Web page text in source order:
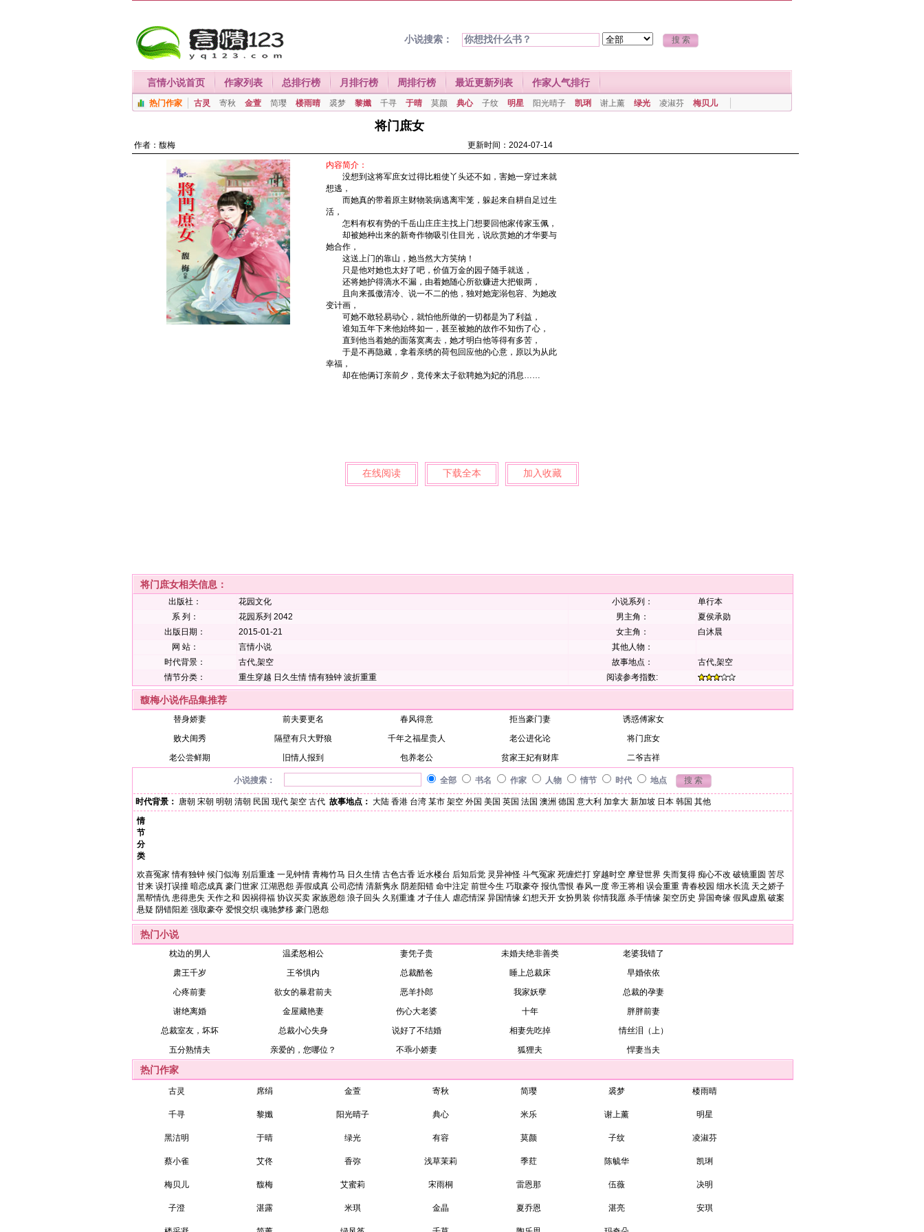
小说搜索：
言情小说首页 作家列表 总排行榜 月排行榜 周排行榜 最近更新列表 作家人气排行
热门作家 古灵 寄秋 金萱 简璎 楼雨晴 裘梦 黎孅 千寻 于晴 莫颜 典心 子纹 明星 阳光晴子 凯琍 谢上薰 绿光 凌淑芬 梅贝儿
将门庶女
作者： 馥梅 更新时间：2024-07-14
内容简介：
没想到这将军庶女过得比粗使丫头还不如，害她一穿过来就
想逃，
而她真的带着原主财物装病逃离牢笼，躲起来自耕自足过生
活，
怎料有权有势的千岳山庄庄主找上门想要回他家传家玉佩，
却被她种出来的新奇作物吸引住目光，说欣赏她的才华要与
她合作，
这送上门的靠山，她当然大方笑纳！
只是他对她也太好了吧，价值万金的园子随手就送，
还将她护得滴水不漏，由着她随心所欲赚进大把银两，
且向来孤傲清冷、说一不二的他，独对她宠溺包容、为她改
变计画，
可她不敢轻易动心，就怕他所做的一切都是为了利益，
谁知五年下来他始终如一，甚至被她的故作不知伤了心，
直到他当着她的面落寞离去，她才明白他等得有多苦，
于是不再隐藏，拿着亲绣的荷包回应他的心意，原以为从此
幸福，
却在他俩订亲前夕，竟传来太子欲聘她为妃的消息……
在线阅读 下载全本 加入收藏
将门庶女相关信息：
出版社： 花园文化 小说系列：
单行本
系 列：
花园系列 2042 男主角：
夏侯承勋
出版日期：
2015-01-21 女主角：
白沐晨
网 站：
言情小说
其他人物：
时代背景：
古代,架空 故事地点：
古代,架空
情节分类：
重生穿越 日久生情 情有独钟 波折重重 阅读参考指数:
馥梅小说作品集推荐
替身娇妻 前夫要更名 春风得意 拒当豪门妻
诱惑傅家女
败犬闺秀
隔壁有只大野狼 千年之福星贵人 老公进化论
将门庶女
老公尝鲜期
旧情人报到 包养老公 贫家王妃有财库 二爷吉祥
小说搜索： 全部 书名 作家 人物 情节 时代 地点
时代背景： 唐朝 宋朝 明朝 清朝 民国 现代 架空 古代 故事地点： 大陆 香港 台湾 某市 架空 外国 美国 英国 法国 澳洲 德国 意大利 加拿大 新加坡 日本 韩国 其他
情
节
分
类
欢喜冤家 情有独钟 候门似海 别后重逢 一见钟情 青梅竹马 日久生情 古色古香 近水楼台 后知后觉 灵异神怪 斗气冤家 死缠烂打 穿越时空 摩登世界 失而复得 痴心不改 破镜重圆 苦尽
甘来 误打误撞 暗恋成真 豪门世家 江湖恩怨 弄假成真 公司恋情 清新隽永 阴差阳错 命中注定 前世今生 巧取豪夺 报仇雪恨 春风一度 帝王将相 误会重重 青春校园 细水长流 天之娇子
黑帮情仇 患得患失 天作之和 因祸得福 协议买卖 家族恩怨 浪子回头 久别重逢 才子佳人 虐恋情深 异国情缘 幻想天开 女扮男装 你情我愿 杀手情缘 架空历史 异国奇缘 假凤虚凰 破案
悬疑 阴错阳差 强取豪夺 爱恨交织 魂驰梦移 豪门恩怨
热门小说
枕边的男人 温柔怒相公 妻凭子贵 未婚夫绝非善类
老婆我错了
肃王千岁
王爷惧内 总裁酷爸 睡上总裁床
早婚依依
心疼前妻
欲女的暴君前夫 恶羊扑郎 我家妖孽
总裁的孕妻
谢绝离婚
金屋藏艳妻 伤心大老婆 十年
胖胖前妻
总裁室友，坏坏
总裁小心失身 说好了不结婚 相妻先吃掉
情丝泪（上）
五分熟情夫
亲爱的，您哪位？ 不乖小娇妻 狐狸夫 悍妻当夫
热门作家
古灵 席绢 金萱 寄秋 简璎 裘梦 楼雨晴
千寻 黎孅 阳光晴子 典心 米乐 谢上薰 明星
黑洁明 于晴 绿光 有容 莫颜 子纹 凌淑芬
蔡小雀 艾佟 香弥 浅草茉莉 季荭 陈毓华 凯琍
梅贝儿 馥梅 艾蜜莉 宋雨桐 雷恩那 伍薇 决明
子澄 湛露 米琪 金晶 夏乔恩 湛亮 安琪